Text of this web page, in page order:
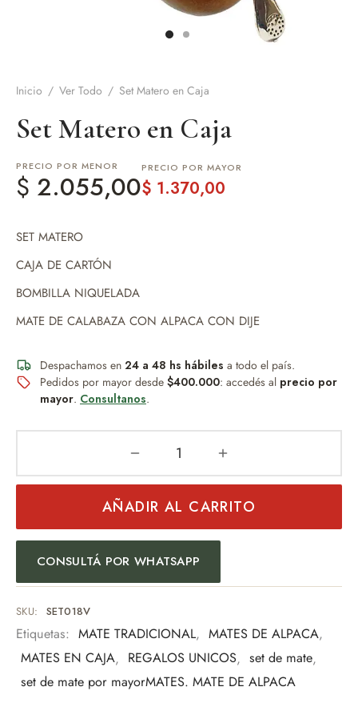
Inicio / Ver Todo / Set Matero en Caja
Set Matero en Caja
PRECIO POR MENOR
$ 2.055,00
PRECIO POR MAYOR
$ 1.370,00
SET MATERO
CAJA DE CARTÓN
BOMBILLA NIQUELADA
MATE DE CALABAZA CON ALPACA CON DIJE
Despachamos en 24 a 48 hs hábiles a todo el país.
Pedidos por mayor desde $400.000: accedés al precio por
mayor. Consultanos.
AÑADIR AL CARRITO
CONSULTÁ POR WHATSAPP
SKU: SET018V
Etiquetas: MATE TRADICIONAL, MATES DE ALPACA,
MATES EN CAJA, REGALOS UNICOS, set de mate,
set de mate por mayorMATES. MATE DE ALPACA
y accesorios